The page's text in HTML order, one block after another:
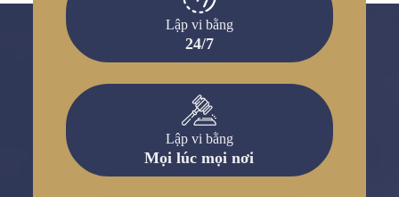
Lập vi bằng
24/7
Lập vi bằng
Mọi lúc mọi nơi